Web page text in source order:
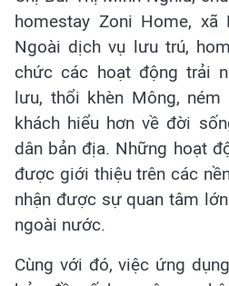
homestay Zoni Home, xã
Ngoài dịch vụ lưu trú,
chức các hoạt động trải
lưu, thổi khèn Mông,
khách hiểu hơn về đời
dân bản địa. Những hoạt
được giới thiệu trên các
nhận được sự quan tâm
ngoài nước.
Cùng với đó, việc ứng